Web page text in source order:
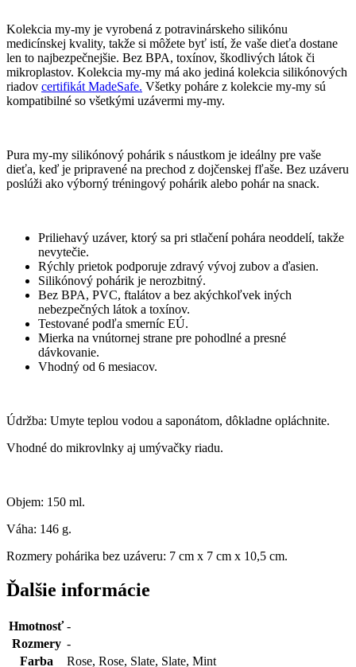
Kolekcia my-my je vyrobená z potravinárskeho silikónu
medicínskej kvality, takže si môžete byť istí, že vaše dieťa dostane
len to najbezpečnejšie. Bez BPA, toxínov, škodlivých látok či
mikroplastov. Kolekcia my-my má ako jediná kolekcia silikónových
riadov certifikát MadeSafe. Všetky poháre z kolekcie my-my sú
kompatibilné so všetkými uzávermi my-my.
Pura my-my silikónový pohárik s náustkom je ideálny pre vaše
dieťa, keď je pripravené na prechod z dojčenskej fľaše. Bez uzáveru
poslúži ako výborný tréningový pohárik alebo pohár na snack.
Priliehavý uzáver, ktorý sa pri stlačení pohára neoddelí, takže
nevytečie.
Rýchly prietok podporuje zdravý vývoj zubov a ďasien.
Silikónový pohárik je nerozbitný.
Bez BPA, PVC, ftalátov a bez akýchkoľvek iných
nebezpečných látok a toxínov.
Testované podľa smerníc EÚ.
Mierka na vnútornej strane pre pohodlné a presné
dávkovanie.
Vhodný od 6 mesiacov.
Údržba: Umyte teplou vodou a saponátom, dôkladne opláchnite.
Vhodné do mikrovlnky aj umývačky riadu.
Objem: 150 ml.
Váha: 146 g.
Rozmery pohárika bez uzáveru: 7 cm x 7 cm x 10,5 cm.
Ďalšie informácie
Hmotnosť -
Rozmery -
Farba
Rose, Rose, Slate, Slate, Mint